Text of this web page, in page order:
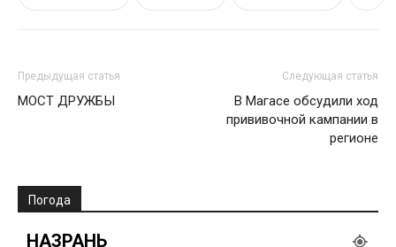
Предыдущая статья
МОСТ ДРУЖБЫ
Следующая статья
В Магасе обсудили ход
прививочной кампании в
регионе
Погода
НАЗРАНЬ